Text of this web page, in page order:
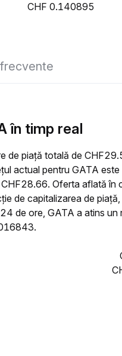
0.140895
în timp real
de piață totală de
actual pentru GATA
Oferta aflată în
de capitalizarea de
de ore, GATA a atins un